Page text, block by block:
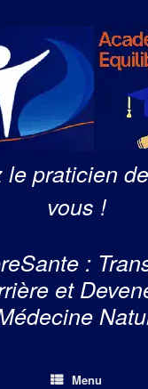
le praticien
vous !
:
et
Menu